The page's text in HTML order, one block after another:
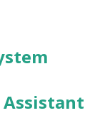
butuh
teori
Semakin
hal